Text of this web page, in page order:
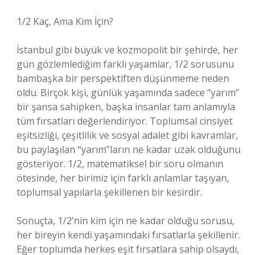
1/2 Kaç, Ama Kim İçin?
İstanbul gibi büyük ve kozmopolit bir şehirde, her
gün gözlemlediğim farklı yaşamlar, 1/2 sorusunu
bambaşka bir perspektiften düşünmeme neden
oldu. Birçok kişi, günlük yaşamında sadece “yarım”
bir şansa sahipken, başka insanlar tam anlamıyla
tüm fırsatları değerlendiriyor. Toplumsal cinsiyet
eşitsizliği, çeşitlilik ve sosyal adalet gibi kavramlar,
bu paylaşılan “yarım”ların ne kadar uzak olduğunu
gösteriyor. 1/2, matematiksel bir soru olmanın
ötesinde, her birimiz için farklı anlamlar taşıyan,
toplumsal yapılarla şekillenen bir kesirdir.
Sonuçta, 1/2’nin kim için ne kadar olduğu sorusu,
her bireyin kendi yaşamındaki fırsatlarla şekillenir.
Eğer toplumda herkes eşit fırsatlara sahip olsaydı,